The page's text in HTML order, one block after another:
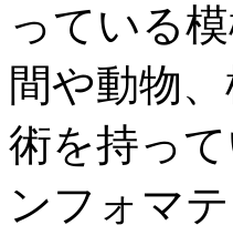
っている
間や動物
術を持っ
ンフォマ